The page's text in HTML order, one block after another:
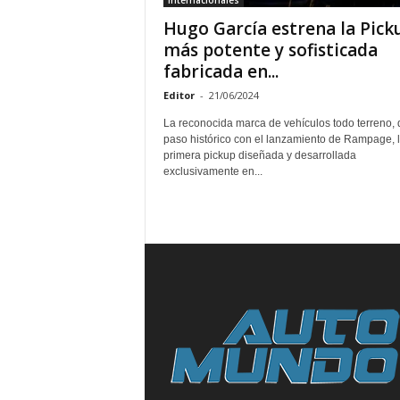
Hugo García estrena la
más potente y sofisticada
fabricada en...
Editor - 21/06/2024
La reconocida marca de vehículos todo terreno,
paso histórico con el lanzamiento de Rampage,
primera pickup diseñada y desarrollada
exclusivamente en...